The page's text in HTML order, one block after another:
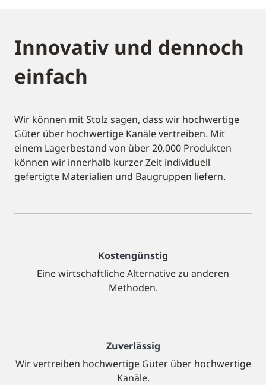
Innovativ und dennoch
einfach
Wir können mit Stolz sagen, dass wir hochwertige
Güter über hochwertige Kanäle vertreiben. Mit
einem Lagerbestand von über 20.000 Produkten
können wir innerhalb kurzer Zeit individuell
gefertigte Materialien und Baugruppen liefern.
Kostengünstig
Eine wirtschaftliche Alternative zu anderen
Methoden.
Zuverlässig
Wir vertreiben hochwertige Güter über hochwertige
Kanäle.